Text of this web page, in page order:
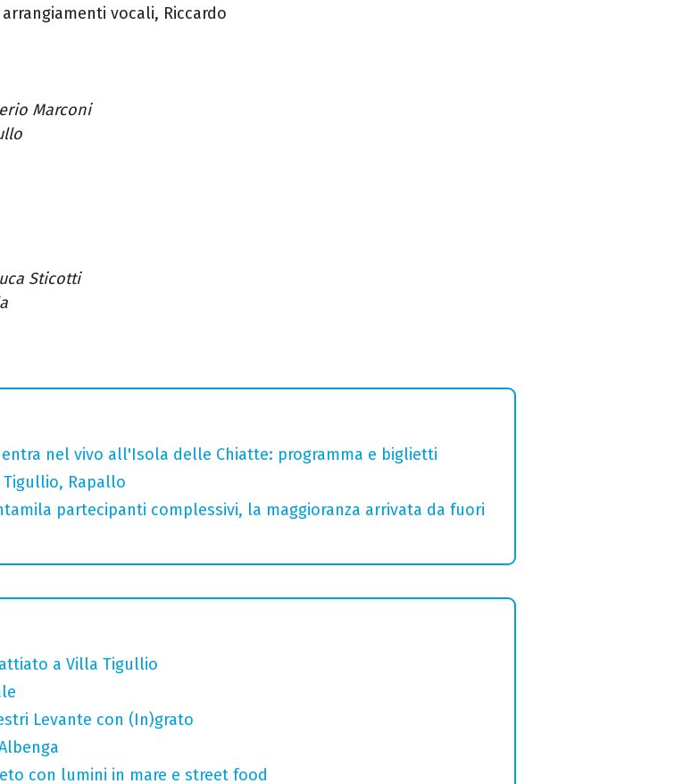
vocali, Riccardo
Marconi
Sticotti
entra nel vivo all'Isola delle Chiatte: programma e biglietti
Tigullio, Rapallo
partecipanti complessivi, la maggioranza arrivata da fuori
a Villa Tigullio
Levante con (In)grato
con lumini in mare e street food